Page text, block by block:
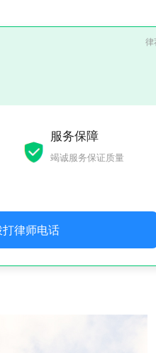
服务保障
竭诚服务保证质量
打律师电话